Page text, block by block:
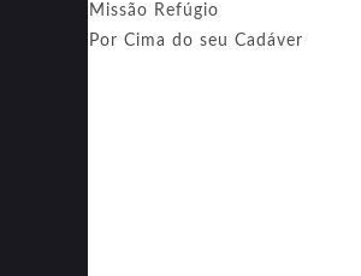
Missão Refúgio
Por Cima do seu Cadáver